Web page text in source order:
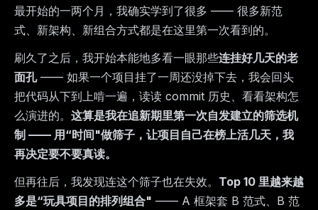
最开始的一两个月，我确实学到了很多 —— 很多新范
式、新架构、新组合方式都是在这里第一次看到的。
刷久了之后，我开始本能地多看一眼那些连挂好几天的老
面孔—— 如果一个项目挂了一周还没掉下去，我会回头
把代码从下到上啃一遍，读读 commit 历史、看看架构怎
么演进的。 这算是我在追新期里第一次自发建立的筛选机
制 —— 用“时间"做筛子，让项目自己在榜上活几天，我
再决定要不要真读。
但再往后，我发现连这个筛子也在失效。 Top 10 里越来越
多是“玩具项目的排列组合" —— A 框架套 B 范式、B 范